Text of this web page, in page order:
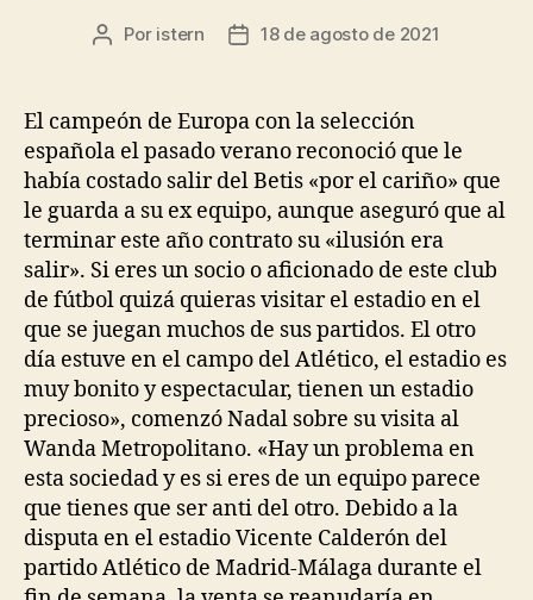
Autor
entrada
Por istern
Fecha
entrada
18 de agosto de 2021
El campeón de Europa con la selección
española el pasado verano reconoció que le
había costado salir del Betis «por el cariño» que
le guarda a su ex equipo, aunque aseguró que al
terminar este año contrato su «ilusión era
salir». Si eres un socio o aficionado de este club
de fútbol quizá quieras visitar el estadio en el
que se juegan muchos de sus partidos. El otro
día estuve en el campo del Atlético, el estadio es
muy bonito y espectacular, tienen un estadio
precioso», comenzó Nadal sobre su visita al
Wanda Metropolitano. «Hay un problema en
esta sociedad y es si eres de un equipo parece
que tienes que ser anti del otro. Debido a la
disputa en el estadio Vicente Calderón del
partido Atlético de Madrid-Málaga durante el